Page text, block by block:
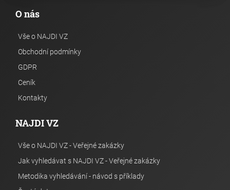
O nás
Vše o NAJDI VZ
Obchodní podmínky
GDPR
Ceník
Kontakty
NAJDI VZ
Vše o NAJDI VZ - Veřejné zakázky
Jak vyhledávat s NAJDI VZ - Veřejné zakázky
Metodika vyhledávání - návod s příklady